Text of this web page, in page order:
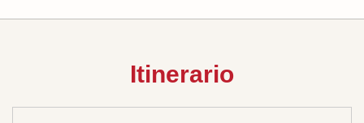
Itinerario